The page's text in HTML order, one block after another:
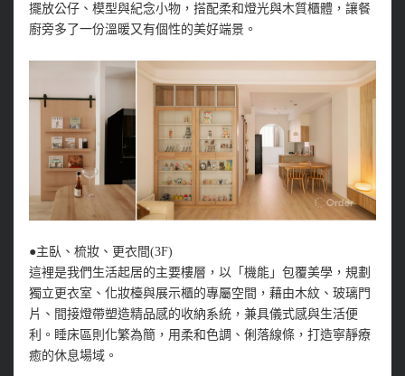
擺放公仔、模型與紀念小物，搭配柔和燈光與木質櫃體，讓餐
廚旁多了一份溫暖又有個性的美好端景。
●主臥、梳妝、更衣間(3F)
這裡是我們生活起居的主要樓層，以「機能」包覆美學，規劃
獨立更衣室、化妝檯與展示櫃的專屬空間，藉由木紋、玻璃門
片、間接燈帶塑造精品感的收納系統，兼具儀式感與生活便
利。睡床區則化繁為簡，用柔和色調、俐落線條，打造寧靜療
癒的休息場域。